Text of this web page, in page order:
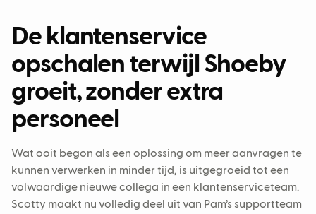
De klantenservice
opschalen terwijl Shoeby
groeit, zonder extra
personeel
Wat ooit begon als een oplossing om meer aanvragen te
kunnen verwerken in minder tijd, is uitgegroeid tot een
volwaardige nieuwe collega in een klantenserviceteam.
Scotty maakt nu volledig deel uit van Pam’s supportteam